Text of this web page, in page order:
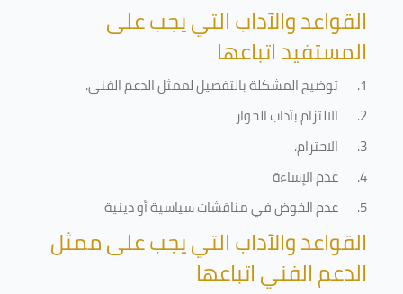
القواعد والآداب التي يجب على
المستفيد اتباعها
1. توضيح المشكلة بالتفصيل لممثل الدعم الفني.
2.
الالتزام بآداب الحوار
3.
الاحترام.
4.
عدم الإساءة
5.
عدم الخوض في مناقشات سياسية أو دينية
القواعد والآداب التي يجب على ممثل
الدعم الفني اتباعها